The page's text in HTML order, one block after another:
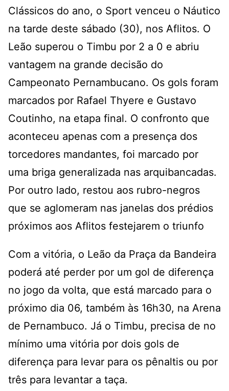
Clássicos do ano, o Sport venceu o Náutico
na tarde deste sábado (30), nos Aflitos. O
Leão superou o Timbu por 2 a 0 e abriu
vantagem na grande decisão do
Campeonato Pernambucano. Os gols foram
marcados por Rafael Thyere e Gustavo
Coutinho, na etapa final. O confronto que
aconteceu apenas com a presença dos
torcedores mandantes, foi marcado por
uma briga generalizada nas arquibancadas.
Por outro lado, restou aos rubro-negros
que se aglomeram nas janelas dos prédios
próximos aos Aflitos festejarem o triunfo
Com a vitória, o Leão da Praça da Bandeira
poderá até perder por um gol de diferença
no jogo da volta, que está marcado para o
próximo dia 06, também às 16h30, na Arena
de Pernambuco. Já o Timbu, precisa de no
mínimo uma vitória por dois gols de
diferença para levar para os pênaltis ou por
três para levantar a taça.